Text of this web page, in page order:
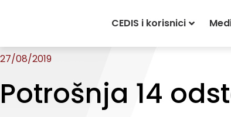
CEDIS i korisnici
» Potrošnja 14
27/08/2019
Potrošnja 14